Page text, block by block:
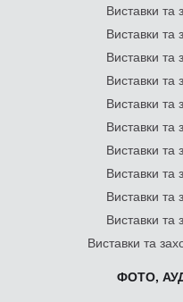
Виставки та
Виставки та
Виставки та
Виставки та
Виставки та
Виставки та
Виставки та
Виставки та
Виставки та
Виставки та
Виставки та
ФОТО,